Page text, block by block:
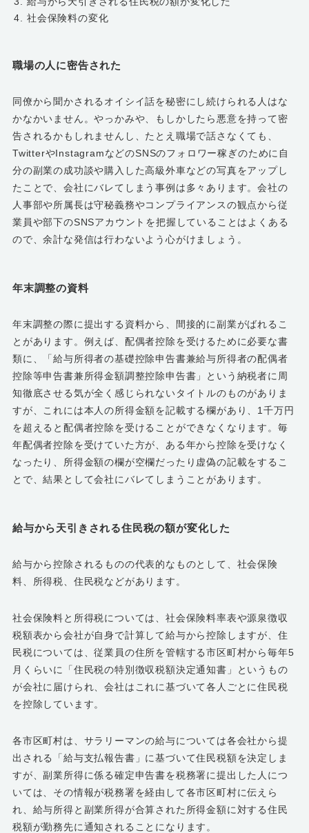
社会保険料の変化
職場の人に密告された
同僚から聞かされるオイシイ話を秘密にし続けられる人はな
かなかいません。やっかみや、もしかしたら悪意を持って密
告されるかもしれませんし、たとえ職場で話さなくても、
TwitterやInstagramなどのSNSのフォロワー稼ぎのために自
分の副業の成功談や購入した高級外車などの写真をアップし
たことで、会社にバレてしまう事例は多々あります。会社の
人事部や所属長は守秘義務やコンプライアンスの観点から従
業員や部下のSNSアカウントを把握していることはよくある
ので、余計な発信は行わないよう心がけましょう。
年末調整の資料
年末調整の際に提出する資料から、間接的に副業がばれるこ
とがあります。例えば、配偶者控除を受けるために必要な書
類に、「給与所得者の基礎控除申告書兼給与所得者の配偶者
控除等申告書兼所得金額調整控除申告書」という納税者に周
知徹底させる気が全く感じられないタイトルのものがありま
すが、これには本人の所得金額を記載する欄があり、1千万円
を超えると配偶者控除を受けることができなくなります。毎
年配偶者控除を受けていた方が、ある年から控除を受けなく
なったり、所得金額の欄が空欄だったり虚偽の記載をするこ
とで、結果として会社にバレてしまうことがあります。
給与から天引きされる住民税の額が変化した
給与から控除されるものの代表的なものとして、社会保険
料、所得税、住民税などがあります。
社会保険料と所得税については、社会保険料率表や源泉徴収
税額表から会社が自身で計算して給与から控除しますが、住
民税については、従業員の住所を管轄する市区町村から毎年5
月くらいに「住民税の特別徴収税額決定通知書」というもの
が会社に届けられ、会社はこれに基づいて各人ごとに住民税
を控除しています。
各市区町村は、サラリーマンの給与については各会社から提
出される「給与支払報告書」に基づいて住民税額を決定しま
すが、副業所得に係る確定申告書を税務署に提出した人につ
いては、その情報が税務署を経由して各市区町村に伝えら
れ、給与所得と副業所得が合算された所得金額に対する住民
税額が勤務先に通知されることになります。